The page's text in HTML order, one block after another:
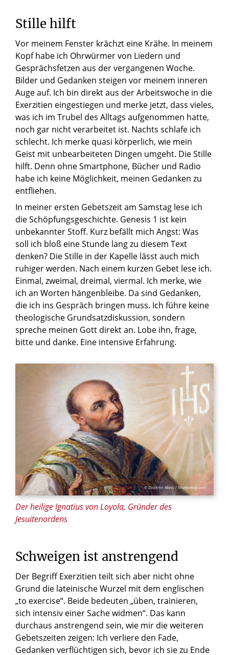
© Zvonimir Atletic / Shutterstock.com
Der heilige Ignatius von Loyola, Gründer des
Jesuitenordens
Stille hilft
Vor meinem Fenster krächzt eine Krähe. In meinem
Kopf habe ich Ohrwürmer von Liedern und
Gesprächsfetzen aus der vergangenen Woche.
Bilder und Gedanken steigen vor meinem inneren
Auge auf. Ich bin direkt aus der Arbeitswoche in die
Exerzitien eingestiegen und merke jetzt, dass vieles,
was ich im Trubel des Alltags aufgenommen hatte,
noch gar nicht verarbeitet ist. Nachts schlafe ich
schlecht. Ich merke quasi körperlich, wie mein
Geist mit unbearbeiteten Dingen umgeht. Die Stille
hilft. Denn ohne Smartphone, Bücher und Radio
habe ich keine Möglichkeit, meinen Gedanken zu
entfliehen.
In meiner ersten Gebetszeit am Samstag lese ich
die Schöpfungsgeschichte. Genesis 1 ist kein
unbekannter Stoff. Kurz befällt mich Angst: Was
soll ich bloß eine Stunde lang zu diesem Text
denken? Die Stille in der Kapelle lässt auch mich
ruhiger werden. Nach einem kurzen Gebet lese ich.
Einmal, zweimal, dreimal, viermal. Ich merke, wie
ich an Worten hängenbleibe. Da sind Gedanken,
die ich ins Gespräch bringen muss. Ich führe keine
theologische Grundsatzdiskussion, sondern
spreche meinen Gott direkt an. Lobe ihn, frage,
bitte und danke. Eine intensive Erfahrung.
Schweigen ist anstrengend
Der Begriff Exerzitien teilt sich aber nicht ohne
Grund die lateinische Wurzel mit dem englischen
„to exercise“. Beide bedeuten „üben, trainieren,
sich intensiv einer Sache widmen“. Das kann
durchaus anstrengend sein, wie mir die weiteren
Gebetszeiten zeigen: Ich verliere den Fade,
Gedanken verflüchtigen sich, bevor ich sie zu Ende